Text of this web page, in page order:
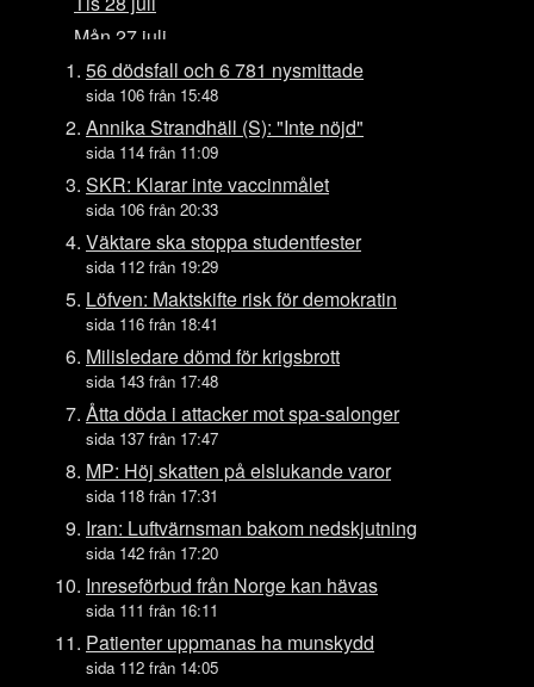
Mån 27 juli
Sön 26 juli
Lör 25 juli
Fre 24 juli
Ons 22 juli
Tis 21 juli
Mån 20 juli
Sön 19 juli
Lör 18 juli
Fre 17 juli
Tors 16 juli
Ons 15 juli
Tis 14 juli
Mån 13 juli
Sön 12 juli
Fre 10 juli
Tors 9 juli
Ons 8 juli
56 dödsfall och 6 781 nysmittade
sida 106 från 15:48
Annika Strandhäll (S): "Inte nöjd"
sida 114 från 11:09
SKR: Klarar inte vaccinmålet
sida 106 från 20:33
Väktare ska stoppa studentfester
sida 112 från 19:29
Löfven: Maktskifte risk för demokratin
sida 116 från 18:41
Milisledare dömd för krigsbrott
sida 143 från 17:48
Åtta döda i attacker mot spa-salonger
sida 137 från 17:47
MP: Höj skatten på elslukande varor
sida 118 från 17:31
Iran: Luftvärnsman bakom nedskjutning
sida 142 från 17:20
Inreseförbud från Norge kan hävas
sida 111 från 16:11
Patienter uppmanas ha munskydd
sida 112 från 14:05